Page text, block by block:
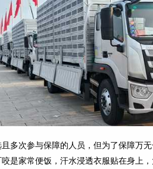
多次参与保障的人员，但为了保障万
是家常便饭，汗水浸透衣服贴在身上